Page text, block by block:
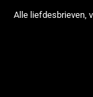
Alle liefdesbrieven,